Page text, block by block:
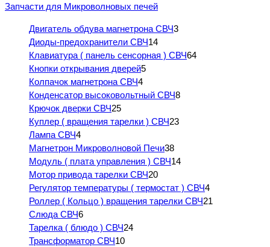
Запчасти для Микроволновых печей
Двигатель обдува магнетрона СВЧ3
Диоды-предохранители СВЧ14
Клавиатура ( панель сенсорная ) СВЧ64
Кнопки открывания дверей5
Колпачок магнетрона СВЧ4
Конденсатор высоковольтный СВЧ8
Крючок дверки СВЧ25
Куплер ( вращения тарелки ) СВЧ23
Лампа СВЧ4
Магнетрон Микроволновой Печи38
Модуль ( плата управления ) СВЧ14
Мотор привода тарелки СВЧ20
Регулятор температуры ( термостат ) СВЧ4
Роллер ( Кольцо ) вращения тарелки СВЧ21
Слюда СВЧ6
Тарелка ( блюдо ) СВЧ24
Трансформатор СВЧ10